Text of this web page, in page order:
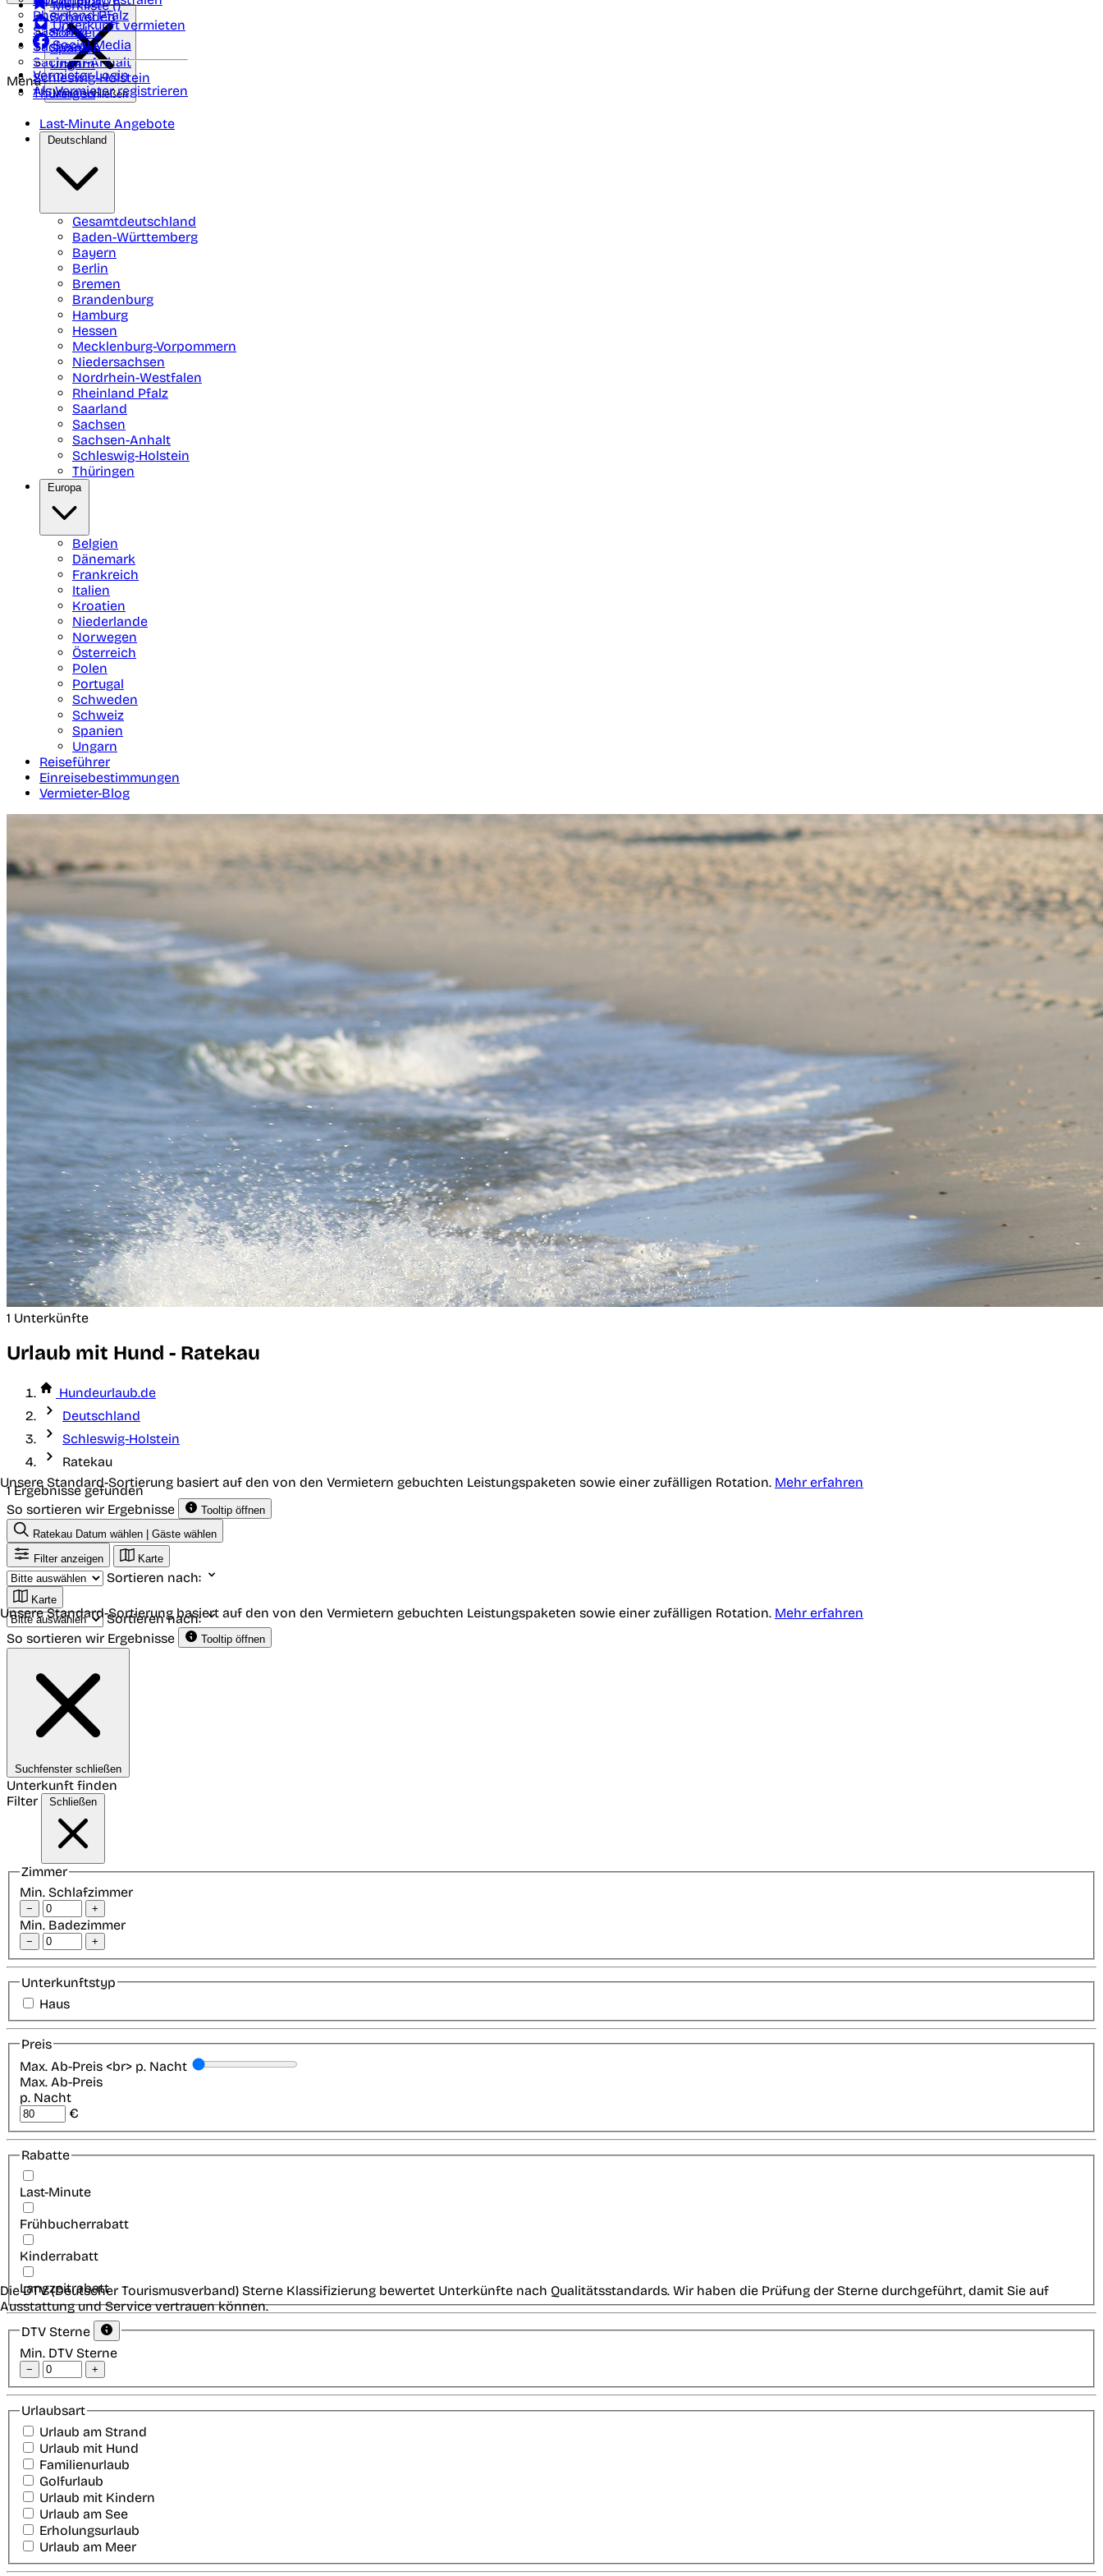
Rheinland Pfalz
Saarland
Sachsen
Sachsen-Anhalt
Schleswig-Holstein
Thüringen
Schweden
Schweiz
Spanien
Ungarn
Merkliste ()
Unterkunft vermieten
Social Media
Vermieter-Login
Als Vermieter registrieren
Menü
Menü schließen
Last-Minute Angebote
Deutschland
Gesamtdeutschland
Baden-Württemberg
Bayern
Berlin
Bremen
Brandenburg
Hamburg
Hessen
Mecklenburg-Vorpommern
Niedersachsen
Nordrhein-Westfalen
Rheinland Pfalz
Saarland
Sachsen
Sachsen-Anhalt
Schleswig-Holstein
Thüringen
Europa
Belgien
Dänemark
Frankreich
Italien
Kroatien
Niederlande
Norwegen
Österreich
Polen
Portugal
Schweden
Schweiz
Spanien
Ungarn
Reiseführer
Einreisebestimmungen
Vermieter-Blog
1 Unterkünfte
Urlaub mit Hund - Ratekau
Hundeurlaub.de
Deutschland
Schleswig-Holstein
Ratekau
1 Ergebnisse gefunden
So sortieren wir Ergebnisse
Tooltip öffnen
Unsere Standard-Sortierung basiert auf den von den Vermietern gebuchten Leistungspaketen sowie einer zufälligen Rotation. Mehr erfahren
Ratekau Datum wählen | Gäste wählen
Filter anzeigen
Karte
Sortieren nach:
Karte
Sortieren nach:
So sortieren wir Ergebnisse
Tooltip öffnen
Unsere Standard-Sortierung basiert auf den von den Vermietern gebuchten Leistungspaketen sowie einer zufälligen Rotation. Mehr erfahren
Suchfenster schließen
Unterkunft finden
Filter
Schließen
Zimmer
Min. Schlafzimmer
− +
Min. Badezimmer
− +
Unterkunftstyp
Haus
Preis
Max. Ab-Preis <br> p. Nacht
Max. Ab-Preis
p. Nacht
€
Rabatte
Last-Minute
Frühbucherrabatt
Kinderrabatt
Langzeitrabatt
DTV Sterne
Min. DTV Sterne
− +
Die DTV (Deutscher Tourismusverband) Sterne Klassifizierung bewertet Unterkünfte nach Qualitätsstandards. Wir haben die Prüfung der Sterne durchgeführt, damit Sie auf
Ausstattung und Service vertrauen können.
Urlaubsart
Urlaub am Strand
Urlaub mit Hund
Familienurlaub
Golfurlaub
Urlaub mit Kindern
Urlaub am See
Erholungsurlaub
Urlaub am Meer